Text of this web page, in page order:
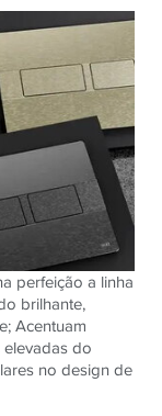
perfeição a linha
brilhante,
Acentuam
do
no design de